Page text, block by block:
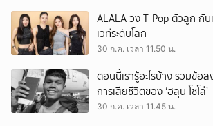
ALALA วง T-Pop ตัวลูก กั
เวทีระดับโลก
30 ก.ค. เวลา 11.50 น.
ตอนนี้เรารู้อะไรบ้าง รวมข้อ
การเสียชีวิตของ ‘ฮลุน โซโล่’
30 ก.ค. เวลา 11.45 น.